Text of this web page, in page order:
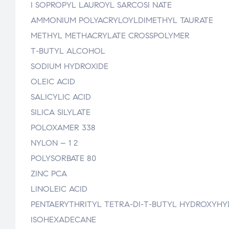
I SOPROPYL LAUROYL SARCOSI NATE
AMMONIUM POLYACRYLOYLDIMETHYL TAURATE
METHYL METHACRYLATE CROSSPOLYMER
T-BUTYL ALCOHOL
SODIUM HYDROXIDE
OLEIC ACID
SALICYLIC ACID
SILICA SILYLATE
POLOXAMER 338
NYLON – 1 2
POLYSORBATE 80
ZINC PCA
LINOLEIC ACID
PENTAERYTHRITYL TETRA-DI-T-BUTYL
ISOHEXADECANE